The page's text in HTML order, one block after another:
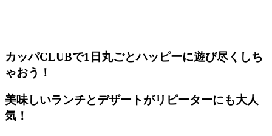
カッパCLUBで1日丸ごとハッピーに遊び尽くしち
ゃおう！
美味しいランチとデザートがリピーターにも大人
気！